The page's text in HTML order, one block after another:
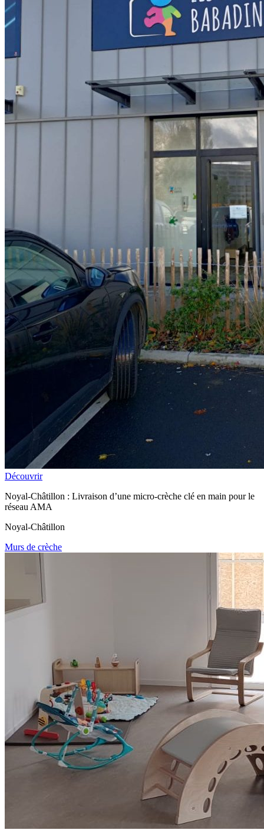
Découvrir
Noyal-Châtillon : Livraison d’une micro-crèche clé en main pour le
réseau AMA
Noyal-Châtillon
Murs de crèche